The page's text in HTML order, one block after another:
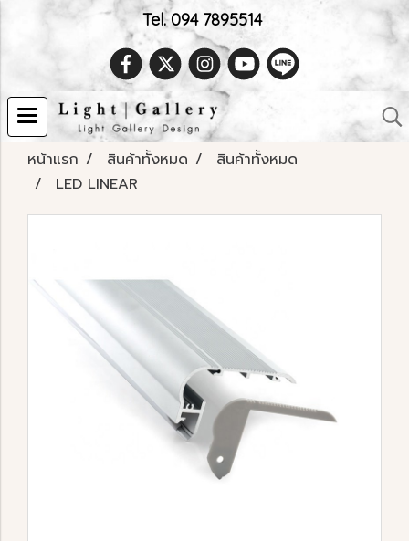
Tel. 094 7895514
หน้าแรก สินค้าทั้งหมด
สินค้าทั้งหมด
LED LINEAR